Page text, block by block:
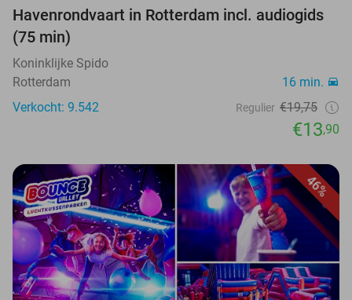
Havenrondvaart in Rotterdam incl. audiogids
(75 min)
Koninklijke Spido
Rotterdam
16 min.
Verkocht: 9.542
Regulier €19,75
€13,90
46%